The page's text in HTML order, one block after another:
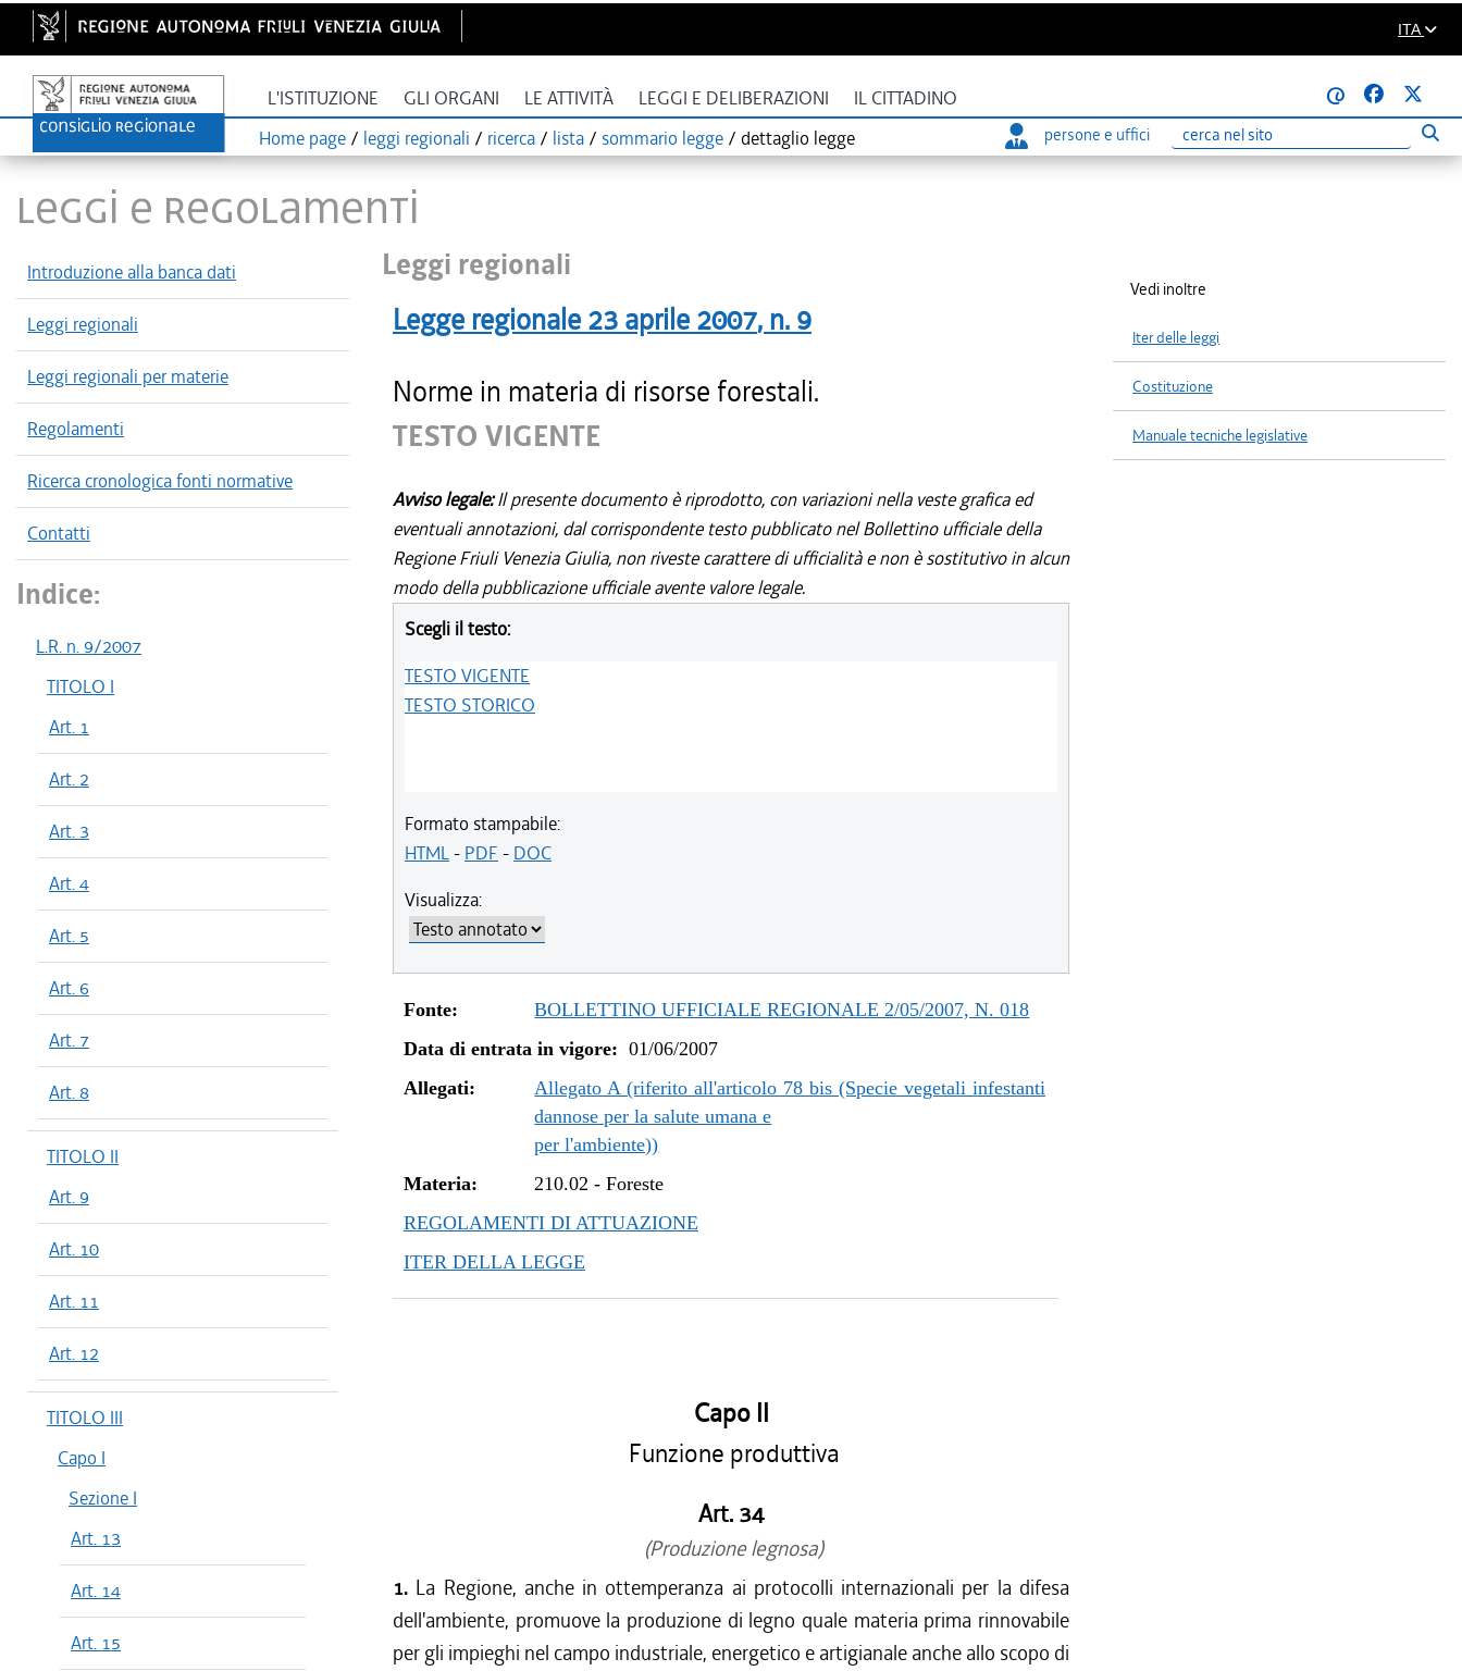
ITA
L'ISTITUZIONE GLI ORGANI LE ATTIVITÀ LEGGI E DELIBERAZIONI IL CITTADINO
@
Home page / leggi regionali / ricerca / lista / sommario legge / dettaglio legge persone e uffici
Ricerca
LEGGI E REGOLAMENTI
Introduzione alla banca dati
Leggi regionali
Leggi regionali per materie
Regolamenti
Ricerca cronologica fonti normative
Contatti
Indice:
L.R. n. 9/2007
TITOLO I
Art. 1
Art. 2
Art. 3
Art. 4
Art. 5
Art. 6
Art. 7
Art. 8
TITOLO II
Art. 9
Art. 10
Art. 11
Art. 12
TITOLO III
Capo I
Sezione I
Art. 13
Art. 14
Art. 15
Leggi regionali
Legge regionale 23 aprile 2007, n. 9
Norme in materia di risorse forestali.
TESTO VIGENTE
Avviso legale:Il presente documento è riprodotto, con variazioni nella veste grafica ed
eventuali annotazioni, dal corrispondente testo pubblicato nel Bollettino ufficiale della
Regione Friuli Venezia Giulia, non riveste carattere di ufficialità e non è sostitutivo in alcun
modo della pubblicazione ufficiale avente valore legale.
Scegli il testo:
TESTO VIGENTE
TESTO STORICO
Formato stampabile:
HTML- PDF - DOC
Visualizza:
Fonte:
BOLLETTINO UFFICIALE REGIONALE 2/05/2007, N. 018
Data di entrata in vigore: 01/06/2007
Allegati:
Allegato A (riferito all'articolo 78 bis (Specie vegetali infestanti
dannose per la salute umana e
per l'ambiente))
Materia:
210.02 -Foreste
REGOLAMENTI DI ATTUAZIONE
ITER DELLA LEGGE
Capo II
Funzione produttiva
Art. 34
(Produzione legnosa)
1. La Regione, anche in ottemperanza ai protocolli internazionali per la difesa
dell'ambiente, promuove la produzione di legno quale materia prima rinnovabile
per gli impieghi nel campo industriale, energetico e artigianale anche allo scopo di
Vedi inoltre
Iter delle leggi
Costituzione
Manuale tecniche legislative